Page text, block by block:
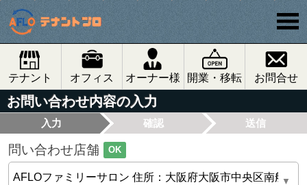
テナント オフィス オーナー様 開業・移転 お問合せ
お問い合わせ内容の入力
入力 確認 送信
問い合わせ店舗 OK